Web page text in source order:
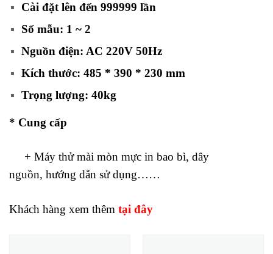
Cài đặt lên đến 999999 lần
Số mẫu: 1 ~ 2
Nguồn điện: AC 220V 50Hz
Kích thước: 485 * 390 * 230 mm
Trọng lượng: 40kg
* Cung cấp
+ Máy thử mài mòn mực in bao bì, dây
nguồn, hướng dẫn sử dụng……
Khách hàng xem thêm tại đây